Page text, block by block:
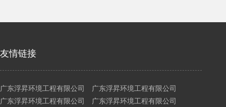
广东浮昇环境工程有限公司 广东浮昇环境工程有限公司
广东浮昇环境工程有限公司 广东浮昇环境工程有限公司
友情链接